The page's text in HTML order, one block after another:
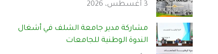
3 أغسطس، 2026
مشاركة مدير جامعة الشلف في أشغال
الندوة الوطنية للجامعات